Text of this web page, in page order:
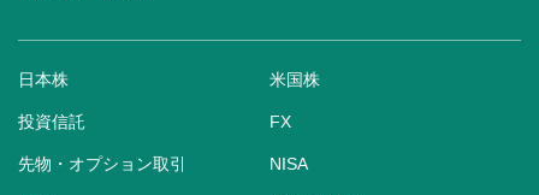
日本株 米国株
投資信託 FX
先物・オプション取引 NISA